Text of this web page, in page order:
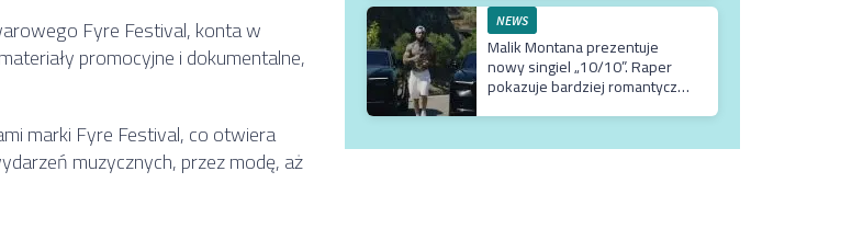
Fyre Festival, konta w
promocyjne i dokumentalne,
marki Fyre Festival, co otwiera
muzycznych, przez modę, aż
NEWS
Malik Montana prezentuje
nowy singiel „10/10”. Raper
pokazuje bardziej romantyczne